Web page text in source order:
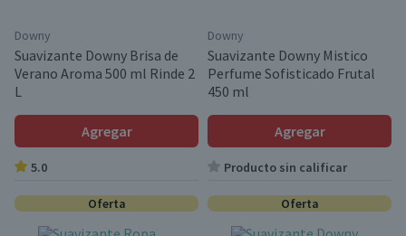
Downy
Suavizante Downy Brisa de
Verano Aroma 500 ml Rinde 2
L
Agregar
5.0
Downy
Suavizante Downy Mistico
Perfume Sofisticado Frutal
450 ml
Agregar
Producto sin calificar
Oferta Oferta